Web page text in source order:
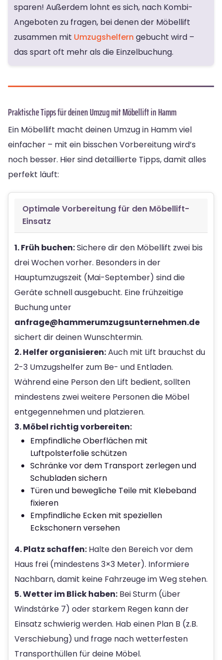
sparen! Außerdem lohnt es sich, nach Kombi-
Angeboten zu fragen, bei denen der Möbellift
zusammen mit Umzugshelfern gebucht wird –
das spart oft mehr als die Einzelbuchung.
Praktische Tipps für deinen Umzug mit Möbellift in Hamm
Ein Möbellift macht deinen Umzug in Hamm viel
einfacher – mit ein bisschen Vorbereitung wird’s
noch besser. Hier sind detaillierte Tipps, damit alles
perfekt läuft:
Optimale Vorbereitung für den Möbellift-
Einsatz
1. Früh buchen:Sichere dir den Möbellift zwei bis
drei Wochen vorher. Besonders in der
Hauptumzugszeit (Mai-September) sind die
Geräte schnell ausgebucht. Eine frühzeitige
Buchung unter
anfrage@hammerumzugsunternehmen.de
sichert dir deinen Wunschtermin.
2. Helfer organisieren:Auch mit Lift brauchst du
2-3 Umzugshelfer zum Be- und Entladen.
Während eine Person den Lift bedient, sollten
mindestens zwei weitere Personen die Möbel
entgegennehmen und platzieren.
3. Möbel richtig vorbereiten:
Empfindliche Oberflächen mit
Luftpolsterfolie schützen
Schränke vor dem Transport zerlegen und
Schubladen sichern
Türen und bewegliche Teile mit Klebeband
fixieren
Empfindliche Ecken mit speziellen
Eckschonern versehen
4. Platz schaffen: Halte den Bereich vor dem
Haus frei (mindestens 3×3 Meter). Informiere
Nachbarn, damit keine Fahrzeuge im Weg stehen.
5. Wetter im Blick haben: Bei Sturm (über
Windstärke 7) oder starkem Regen kann der
Einsatz schwierig werden. Hab einen Plan B (z.B.
Verschiebung) und frage nach wetterfesten
Transporthüllen für deine Möbel.